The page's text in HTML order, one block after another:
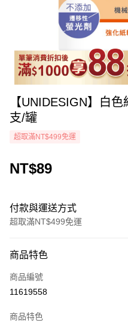
【UNIDESIGN】白
支/罐
超取滿NT$499免運
NT$89
付款與運送方式
超取滿NT$499免運
icash Pay
信用卡一次付款
商品特色
商品編號
11619558
商品特色